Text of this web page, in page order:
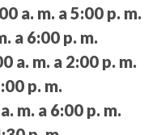
a. m. a 5:00 p. m.
a 6:00 p. m.
a. m. a 2:00 p. m.
p. m.
m. a 6:00 p. m.